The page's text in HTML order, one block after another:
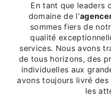
En tant que leaders
domaine de l'
sommes fiers de
qualité
services. Nous avons
de tous horizons, des
individuelles aux
avons toujours livré
les